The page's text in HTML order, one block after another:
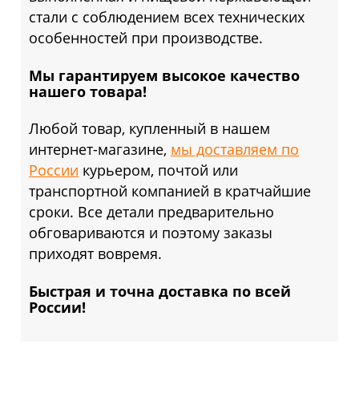
стали с соблюдением всех технических
особенностей при производстве.
Мы гарантируем высокое качество
нашего товара!
Любой товар, купленный в нашем
интернет-магазине, мы доставляем по
России курьером, почтой или
транспортной компанией в кратчайшие
сроки. Все детали предварительно
обговариваются и поэтому заказы
приходят вовремя.
Быстрая и точна доставка по всей
России!